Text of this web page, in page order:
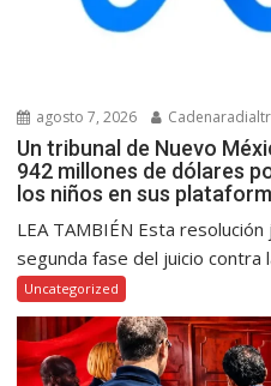
agosto 7, 2026
Un tribunal de Nuevo
942 millones de dólares
los niños en sus
LEA TAMBIÉN Esta
segunda fase del juicio contra
Uncategorized